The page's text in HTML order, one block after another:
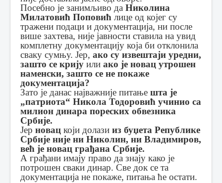
Посебно је занимљиво да Николина
Милатовић Поповић лице од којег су
тражени подаци и документација, ни после
више захтева, није јавности ставила на увид
комплетну документацију која би отклонила
сваку сумњу. Јер, ако су извештаји уредни,
зашто се крију или ако је новац утрошен
наменски, зашто се не покаже
документација?
Зато је данас најважније питање шта је
„патриота“ Никола Тодоровић учинио са
милион динара пореских обвезника
Србије.
Јер новац који долази из буџета Републике
Србије није ни Николин, ни Владимиров,
већ је новац грађана Србије.
А грађани имају право да знају како је
потрошен сваки динар. Све док се та
документација не покаже, питања ће остати.